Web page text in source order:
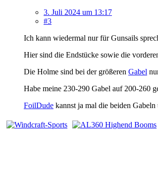
3. Juli 2024 um 13:17
#3
Ich kann wiedermal nur für Gunsails
Hier sind die Endstücke sowie die
Die Holme sind bei der größeren Gabel
Habe meine 230-290 Gabel auf 200-260
FoilDude kannst ja mal die beiden